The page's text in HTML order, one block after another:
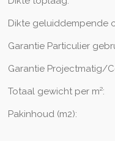
Dikte geluiddempende
Garantie Particulier
Garantie Projectmatig/
Totaal gewicht per m²: